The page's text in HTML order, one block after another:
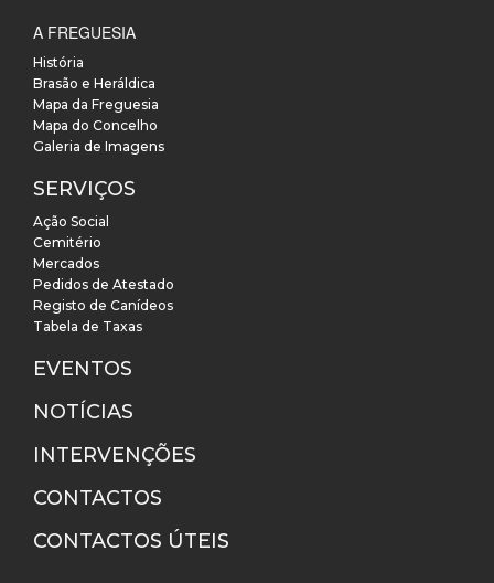
A FREGUESIA
História
Brasão e Heráldica
Mapa da Freguesia
Mapa do Concelho
Galeria de Imagens
SERVIÇOS
Ação Social
Cemitério
Mercados
Pedidos de Atestado
Registo de Canídeos
Tabela de Taxas
EVENTOS
NOTÍCIAS
INTERVENÇÕES
CONTACTOS
CONTACTOS ÚTEIS